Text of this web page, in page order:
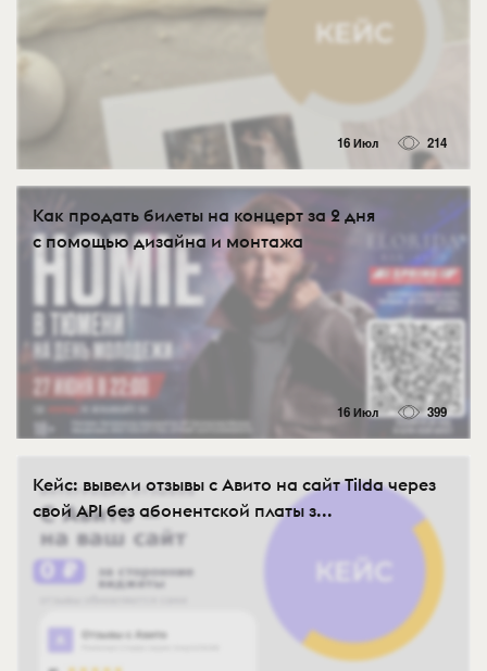
16 Июл 214
Как продать билеты на концерт за 2 дня
с помощью дизайна и монтажа
16 Июл 399
Кейс: вывели отзывы с Авито на сайт Tilda через
свой API без абонентской платы з...